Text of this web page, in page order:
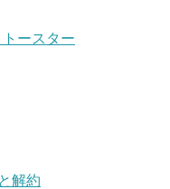
ースター
解約